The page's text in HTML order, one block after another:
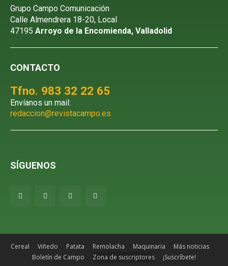
Grupo Campo Comunicación
Calle Almendrera 18-20, Local
47195 Arroyo de la Encomienda, Valladolid
CONTACTO
Tfno. 983 32 22 65
Envíanos un mail:
redaccion@revistacampo.es
SÍGUENOS
Cereal Viñedo Patata Remolacha Maquinaria
Más noticias
Boletín de Campo
Zona de suscriptores ¡Suscríbete!